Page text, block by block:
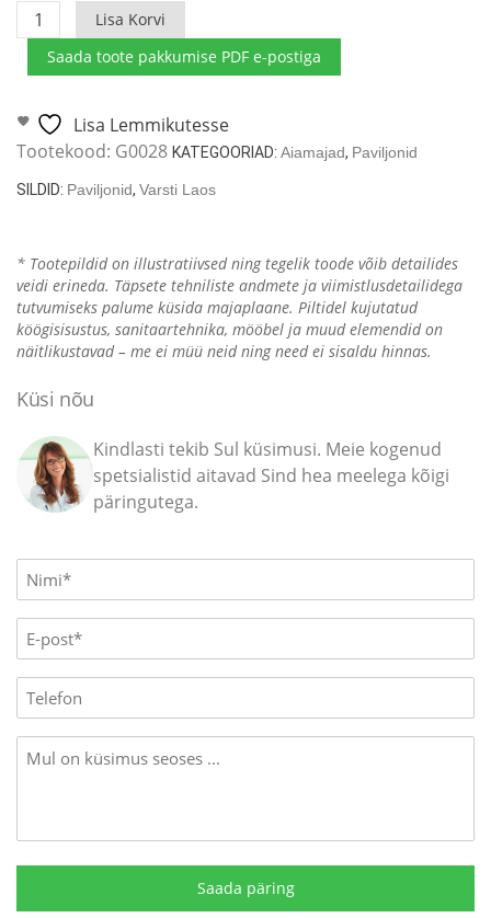
Kaheksanurkne
aiapaviljon
Katrin
m²
/
/
Lisa Korvi
Saada toote pakkumise PDF e-postiga
Lisa Lemmikutesse
Tootekood: G0028 KATEGOORIAD: Aiamajad, Paviljonid
SILDID: Paviljonid, Varsti Laos
* Tootepildid on illustratiivsed ning tegelik toode võib detailides
veidi erineda. Täpsete tehniliste andmete ja viimistlusdetailidega
tutvumiseks palume küsida majaplaane. Piltidel kujutatud
köögisisustus, sanitaartehnika, mööbel ja muud elemendid on
näitlikustavad – me ei müü neid ning need ei sisaldu hinnas.
Küsi nõu
Kindlasti tekib Sul küsimusi. Meie kogenud
spetsialistid aitavad Sind hea meelega kõigi
päringutega.
Name
(Required)
E-
mail
(Required)
Phone
Message